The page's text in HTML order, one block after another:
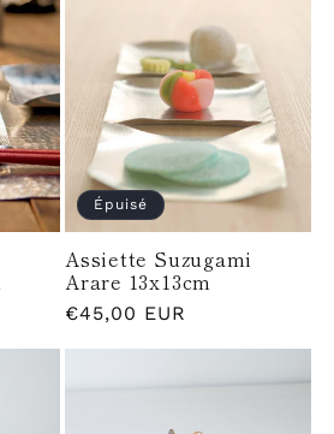
Épuisé
Assiette Suzugami
Arare 13x13cm
Prix
€45,00 EUR